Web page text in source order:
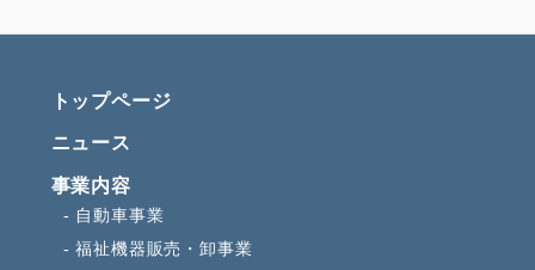
トップページ
ニュース
事業内容
自動車事業
福祉機器販売・卸事業